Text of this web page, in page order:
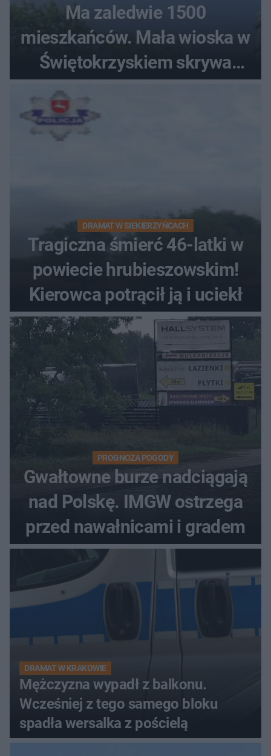
Ma zaledwie 1500
mieszkańców. Mała wioska w
Świętokrzyskiem skrywa
zabytki, bywał tu nawet król
DRAMAT W SIEKIERZYŃCACH
Tragiczna śmierć 46-latki w
powiecie hrubieszowskim!
Kierowca potrącił ją i uciekł
PROGNOZA POGODY
Gwałtowne burze nadciągają
nad Polskę. IMGW ostrzega
przed nawałnicami i gradem
DRAMAT W KRAKOWIE
Mężczyzna wypadł z balkonu.
Wcześniej z tego samego bloku
spadła wersalka z pościelą